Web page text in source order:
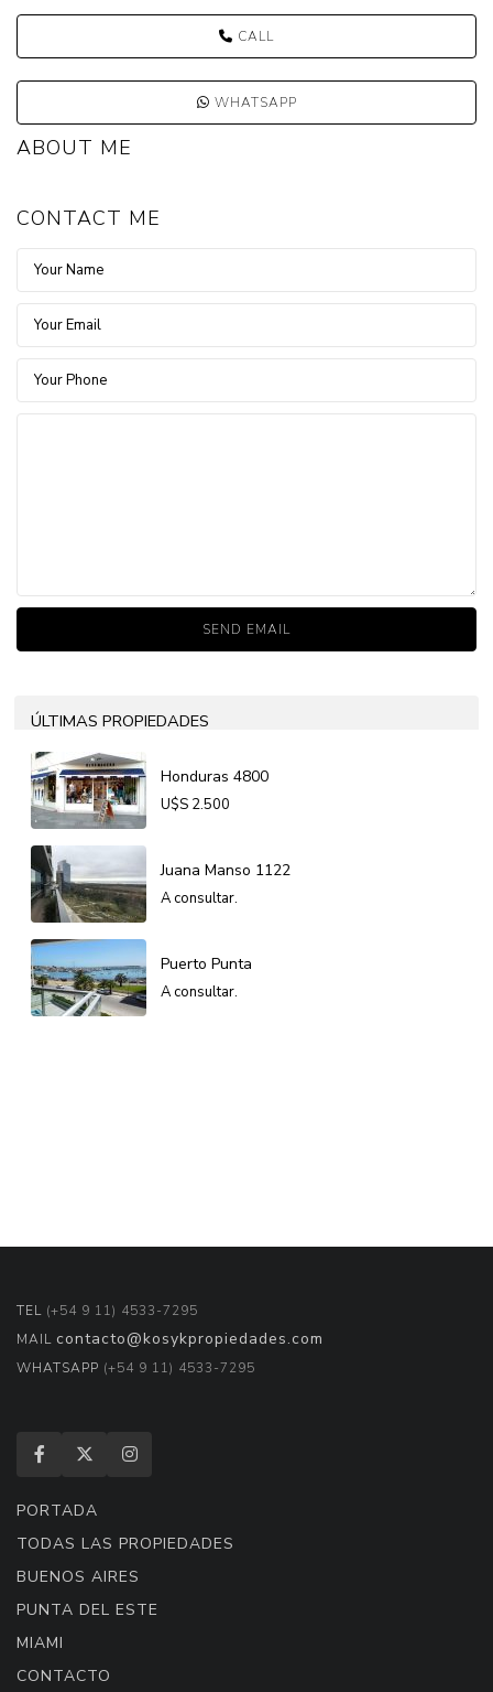
CALL
WHATSAPP
ABOUT ME
CONTACT ME
ÚLTIMAS PROPIEDADES
Honduras 4800
U$S 2.500
Juana Manso 1122
A consultar.
Puerto Punta
A consultar.
TEL (+54 9 11) 4533-7295
MAIL contacto@kosykpropiedades.com
WHATSAPP (+54 9 11) 4533-7295
PORTADA
TODAS LAS PROPIEDADES
BUENOS AIRES
PUNTA DEL ESTE
MIAMI
CONTACTO